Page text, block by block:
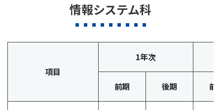
情報システム科
項目
1年次
前期 後期 前